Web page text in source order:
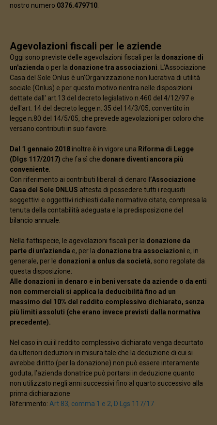
nostro numero 0376.479710.
Agevolazioni fiscali per le aziende
Oggi sono previste delle agevolazioni fiscali per la donazione di
un'azienda o per la donazione tra associazioni. L’Associazione
Casa del Sole Onlus è un'Organizzazione non lucrativa di utilità
sociale (Onlus) e per questo motivo rientra nelle disposizioni
dettate dall' art.13 del decreto legislativo n.460 del 4/12/97 e
dell'art. 14 del decreto legge n. 35 del 14/3/05, convertito in
legge n.80 del 14/5/05, che prevede agevolazioni per coloro che
versano contributi in suo favore.
Dal 1 gennaio 2018 inoltre è in vigore una Riforma di Legge
(Dlgs 117/2017) che fa sì che donare diventi ancora più
conveniente.
Con riferimento ai contributi liberali di denaro l’Associazione
Casa del Sole ONLUS attesta di possedere tutti i requisiti
soggettivi e oggettivi richiesti dalle normative citate, compresa la
tenuta della contabilità adeguata e la predisposizione del
bilancio annuale.
Nella fattispecie, le agevolazioni fiscali per la donazione da
parte di un'azienda e, per la donazione tra associazioni e, in
generale, per le donazioni a onlus da società, sono regolate da
questa disposizione:
Alle donazioni in denaro e in beni versate da aziende o da enti
non commerciali si applica la deducibilità fino ad un
massimo del 10% del reddito complessivo dichiarato, senza
più limiti assoluti (che erano invece previsti dalla normativa
precedente).
Nel caso in cui il reddito complessivo dichiarato venga decurtato
da ulteriori deduzioni in misura tale che la deduzione di cui si
avrebbe diritto (per la donazione) non può essere interamente
goduta, l’azienda donatrice può portarsi in deduzione quanto
non utilizzato negli anni successivi fino al quarto successivo alla
prima dichiarazione
Riferimento: Art 83, comma 1 e 2, D Lgs 117/17